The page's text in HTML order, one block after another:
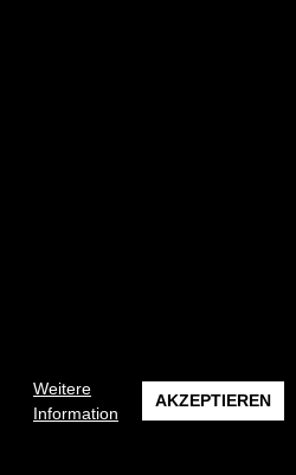
Weitere
Information
AKZEPTIEREN